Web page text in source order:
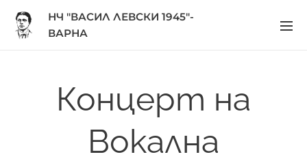
НЧ "ВАСИЛ ЛЕВСКИ 1945"-
ВАРНА
Концерт на
Вокална